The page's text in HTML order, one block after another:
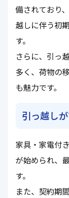
備されており
越しに伴う初
す。
さらに、引っ
多く、荷物の
も魅力です。
引っ越し
家具・家電付
が始められ、
す。
また、契約期